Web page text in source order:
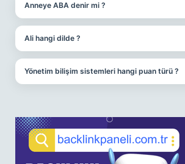
Anneye ABA denir mi ?
Ali hangi dilde ?
Yönetim bilişim sistemleri hangi puan türü ?